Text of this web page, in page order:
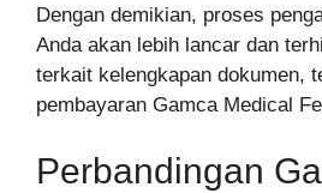
Dengan demikian, proses
Anda akan lebih lancar dan
terkait kelengkapan dokumen,
pembayaran Gamca Medical
Perbandingan